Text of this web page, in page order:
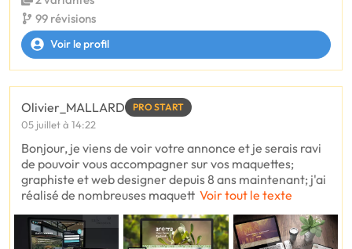
99 révisions
Voir le profil
Olivier_MALLARD PRO START
05 juillet à 14:22
Bonjour, je viens de voir votre annonce et je serais ravi
de pouvoir vous accompagner sur vos maquettes;
graphiste et web designer depuis 8 ans maintenant; j'ai
réalisé de nombreuses maquett Voir tout le texte